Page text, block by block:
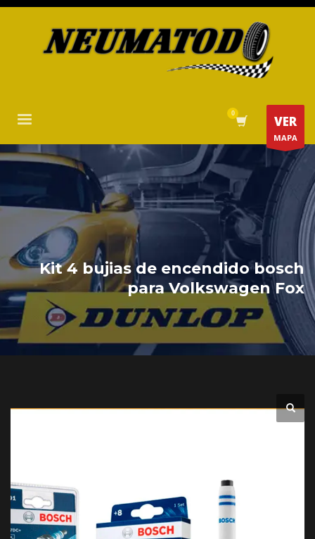
VER
MAPA
Kit 4 bujias de encendido bosch
para Volkswagen Fox